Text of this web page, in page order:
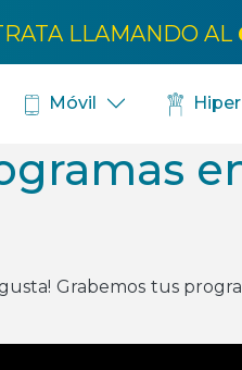
LLAMANDO AL
Móvil
Grabemos tus